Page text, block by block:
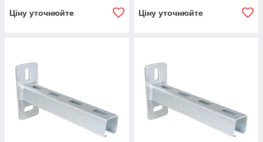
Ціну уточнюйте Ціну уточнюйте